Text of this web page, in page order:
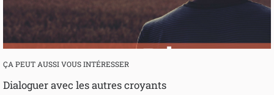
ÇA PEUT AUSSI VOUS INTÉRESSER
Dialoguer avec les autres croyants